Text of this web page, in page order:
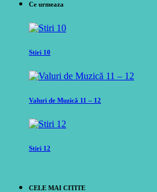
Ce urmeaza
Stiri 10
Valuri de Muzică 11 – 12
Stiri 12
CELE MAI CITITE